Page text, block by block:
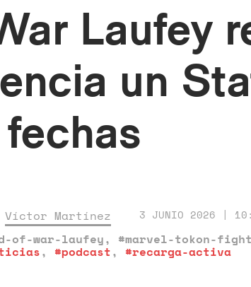
Laufey
un
Víctor Martínez 3 JUNIO 2026 |
of-war-laufey, #marvel-tokon-
, #podcast, #recarga-activa